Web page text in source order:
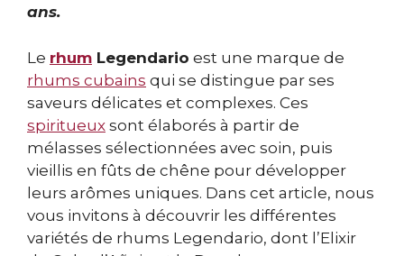
ans.
Le rhum Legendario est une marque de
rhums cubains qui se distingue par ses
saveurs délicates et complexes. Ces
spiritueux sont élaborés à partir de
mélasses sélectionnées avec soin, puis
vieillis en fûts de chêne pour développer
leurs arômes uniques. Dans cet article, nous
vous invitons à découvrir les différentes
variétés de rhums Legendario, dont l’Elixir